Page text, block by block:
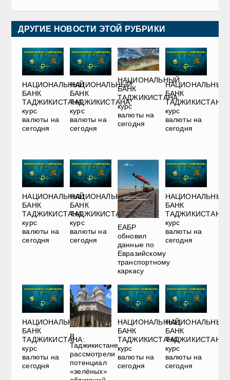
ДРУГИЕ НОВОСТИ ЭТОЙ РУБРИКИ
НАЦИОНАЛЬНЫЙ
БАНК
ТАДЖИКИСТАНА:
курс
валюты на
сегодня
НАЦИОНАЛЬНЫЙ
БАНК
ТАДЖИКИСТАНА:
курс
валюты на
сегодня
НАЦИОНАЛЬНЫЙ
БАНК
ТАДЖИКИСТАНА:
курс
валюты на
сегодня
НАЦИОНАЛЬНЫЙ
БАНК
ТАДЖИКИСТАНА:
курс
валюты на
сегодня
НАЦИОНАЛЬНЫЙ
БАНК
ТАДЖИКИСТАНА:
курс
валюты на
сегодня
НАЦИОНАЛЬНЫЙ
БАНК
ТАДЖИКИСТАНА:
курс
валюты на
сегодня
ЕАБР
обновил
данные по
Евразийскому
транспортному
каркасу
НАЦИОНАЛЬНЫЙ
БАНК
ТАДЖИКИСТАНА:
курс
валюты на
сегодня
НАЦИОНАЛЬНЫЙ
БАНК
ТАДЖИКИСТАНА:
курс
валюты на
сегодня
В
Таджикистане
рассмотрели
потенциал
«зелёных»
НАЦИОНАЛЬНЫЙ
БАНК
ТАДЖИКИСТАНА:
курс
валюты на
сегодня
НАЦИОНАЛЬНЫЙ
БАНК
ТАДЖИКИСТАНА:
курс
валюты на
сегодня